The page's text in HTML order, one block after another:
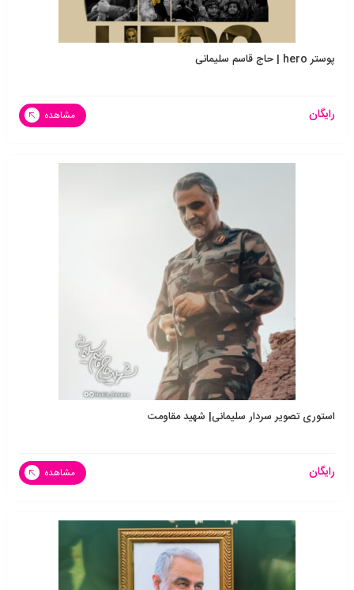
پوستر hero | حاج قاسم سلیمانی
رایگان مشاهده
استوری تصویر سردار سلیمانی| شهید مقاومت
رایگان مشاهده